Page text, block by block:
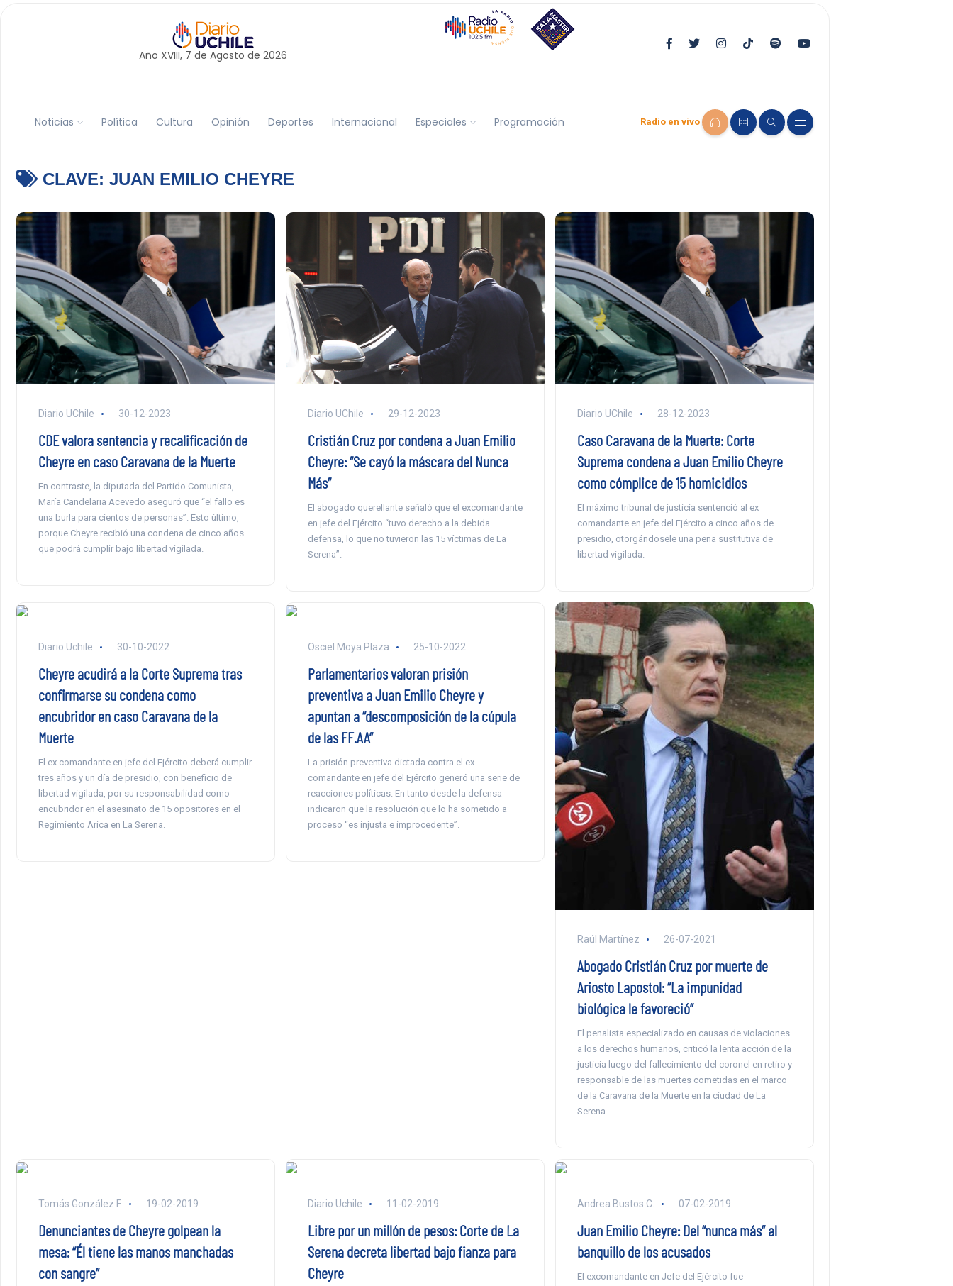
Año XVIII, 7 de Agosto de 2026
Noticias Política Cultura Opinión Deportes Internacional Especiales Programación Radio en vivo
CLAVE: JUAN EMILIO CHEYRE
Diario UChile 30-12-2023
CDE valora sentencia y recalificación de
Cheyre en caso Caravana de la Muerte
En contraste, la diputada del Partido Comunista,
María Candelaria Acevedo aseguró que “el fallo es
una burla para cientos de personas”. Esto último,
porque Cheyre recibió una condena de cinco años
que podrá cumplir bajo libertad vigilada.
Diario UChile 29-12-2023
Cristián Cruz por condena a Juan Emilio
Cheyre: “Se cayó la máscara del Nunca
Más”
El abogado querellante señaló que el excomandante
en jefe del Ejército “tuvo derecho a la debida
defensa, lo que no tuvieron las 15 víctimas de La
Serena”.
Diario UChile 28-12-2023
Caso Caravana de la Muerte: Corte
Suprema condena a Juan Emilio Cheyre
como cómplice de 15 homicidios
El máximo tribunal de justicia sentenció al ex
comandante en jefe del Ejército a cinco años de
presidio, otorgándosele una pena sustitutiva de
libertad vigilada.
Diario Uchile 30-10-2022
Cheyre acudirá a la Corte Suprema tras
confirmarse su condena como
encubridor en caso Caravana de la
Muerte
El ex comandante en jefe del Ejército deberá cumplir
tres años y un día de presidio, con beneficio de
libertad vigilada, por su responsabilidad como
encubridor en el asesinato de 15 opositores en el
Regimiento Arica en La Serena.
Osciel Moya Plaza 25-10-2022
Parlamentarios valoran prisión
preventiva a Juan Emilio Cheyre y
apuntan a “descomposición de la cúpula
de las FF.AA”
La prisión preventiva dictada contra el ex
comandante en jefe del Ejército generó una serie de
reacciones políticas. En tanto desde la defensa
indicaron que la resolución que lo ha sometido a
proceso “es injusta e improcedente”.
Raúl Martínez 26-07-2021
Abogado Cristián Cruz por muerte de
Ariosto Lapostol: “La impunidad
biológica le favoreció”
El penalista especializado en causas de violaciones
a los derechos humanos, criticó la lenta acción de la
justicia luego del fallecimiento del coronel en retiro y
responsable de las muertes cometidas en el marco
de la Caravana de la Muerte en la ciudad de La
Serena.
Tomás González F. 19-02-2019
Denunciantes de Cheyre golpean la
mesa: “Él tiene las manos manchadas
con sangre”
Diario Uchile 11-02-2019
Libre por un millón de pesos: Corte de La
Serena decreta libertad bajo fianza para
Cheyre
Andrea Bustos C. 07-02-2019
Juan Emilio Cheyre: Del “nunca más” al
banquillo de los acusados
El excomandante en Jefe del Ejército fue